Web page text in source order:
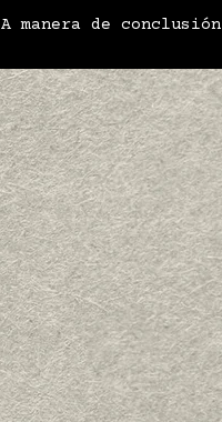
A manera de conclusión